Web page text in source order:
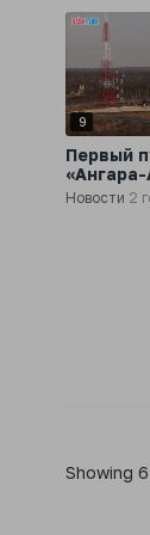
9
Первый
Новости 2
Showing